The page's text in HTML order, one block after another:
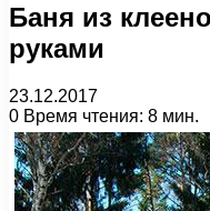
Баня из
руками
23.12.2017
0 Время чтения: 8 мин.